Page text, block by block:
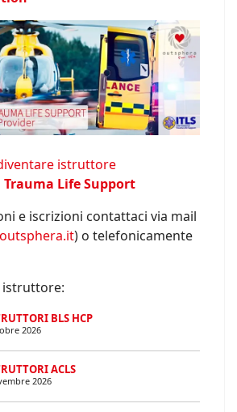
istruttore
Life Support
e iscrizioni contattaci via mail
) o telefonicamente
istruttore:
BLS HCP
2026
ACLS
2026